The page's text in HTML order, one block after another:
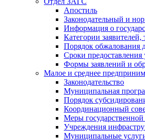
Апостиль
Законодательный и
Информация о
Категории
Порядок обжалования
Сроки
Формы заявлений и
Малое и среднее
Законодательство
Муниципальная
Порядок
Координационный
Меры
Учреждения
Муниципальные